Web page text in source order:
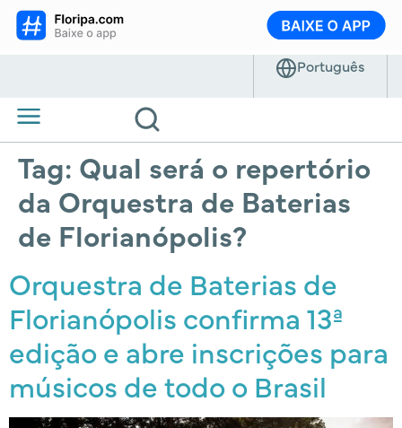
Tag: Qual será o repertório
da Orquestra de Baterias
de Florianópolis?
Orquestra de Baterias de
Florianópolis confirma 13ª
edição e abre inscrições para
músicos de todo o Brasil